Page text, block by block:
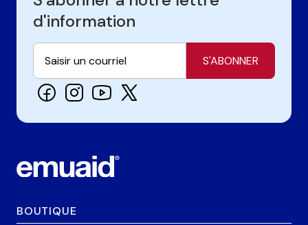
d'information
S'ABONNER
BOUTIQUE